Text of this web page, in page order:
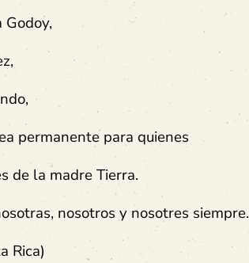
permanente para quienes
de la madre Tierra.
nosotros y nosotres siempre.
Rica)